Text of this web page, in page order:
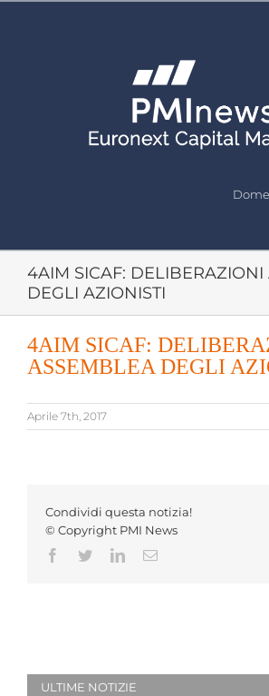
4AIM SICAF: DELIBERAZIONI
DEGLI AZIONISTI
4AIM SICAF:
ASSEMBLEA DEGLI
Aprile 7th, 2017
Condividi questa notizia!
© Copyright PMI News
Facebook
TwitterLinkedInEmail
ULTIME NOTIZIE